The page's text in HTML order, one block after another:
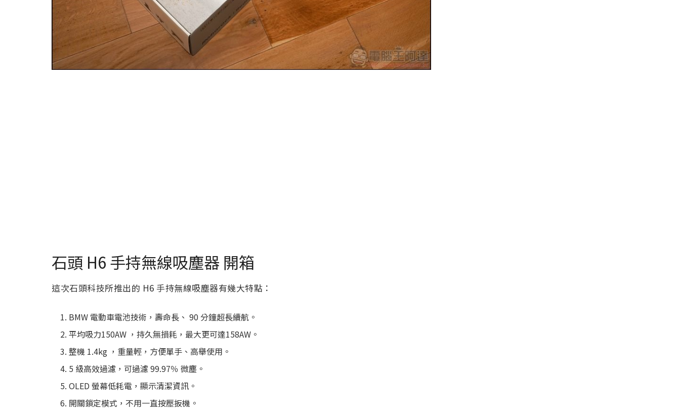
石頭 H6 手持無線吸塵器 開箱
這次石頭科技所推出的 H6 手持無線吸塵器有幾大特點：
BMW 電動車電池技術，壽命長、 90 分鐘超長續航。
平均吸力150AW ，持久無損耗，最大更可達158AW。
整機 1.4kg ，重量輕，方便單手、高舉使用。
5 級高效過濾，可過濾 99.97％ 微塵。
OLED 螢幕低耗電，顯示清潔資訊。
開關鎖定模式，不用一直按壓扳機。